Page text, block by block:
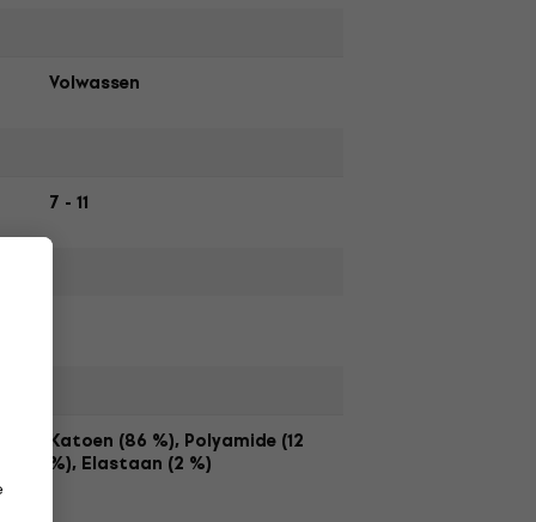
Volwassen
7 - 11
Katoen (86 %), Polyamide (12
%), Elastaan (2 %)